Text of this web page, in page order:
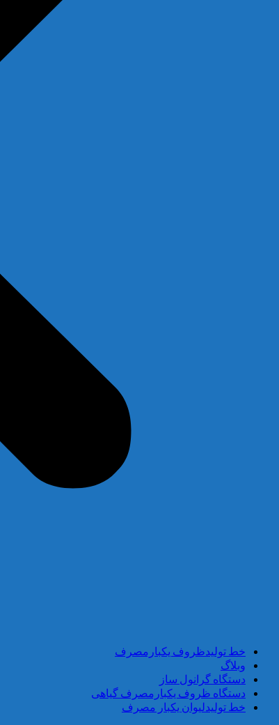
خط تولیدظروف یکبارمصرف
وبلاگ
دستگاه گرانول ساز
دستگاه ظروف یکبارمصرف گیاهی
خط تولیدلیوان یکبار مصرف